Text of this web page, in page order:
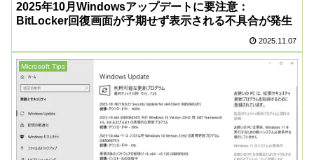
2025年10月Windowsアップデートに要注意：
BitLocker回復画面が予期せず表示される不具合が発生
2025.11.07
Microsoft Tips